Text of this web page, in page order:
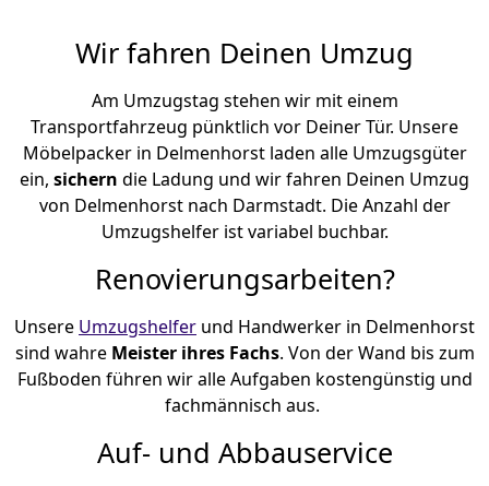
Wir fahren Deinen Umzug
Am Umzugstag stehen wir mit einem
Transportfahrzeug pünktlich vor Deiner Tür. Unsere
Möbelpacker in Delmenhorst laden alle Umzugsgüter
ein, sichern die Ladung und wir fahren Deinen Umzug
von Delmenhorst nach Darmstadt. Die Anzahl der
Umzugshelfer ist variabel buchbar.
Renovierungsarbeiten?
Unsere Umzugshelfer und Handwerker in Delmenhorst
sind wahre Meister ihres Fachs. Von der Wand bis zum
Fußboden führen wir alle Aufgaben kostengünstig und
fachmännisch aus.
Auf- und Abbauservice